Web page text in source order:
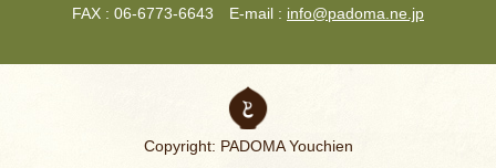
FAX : 06-6773-6643 E-mail : info@padoma.ne.jp
Copyright: PADOMA Youchien